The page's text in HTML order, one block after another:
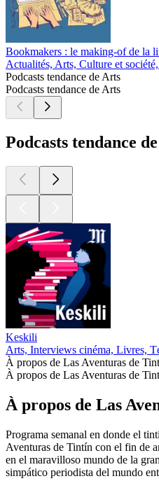
Bookmakers : le making-of de la
Actualités, Arts, Culture et
Podcasts tendance de Arts
Podcasts tendance de Arts
Podcasts tendance
Keskili
Arts, Interviews cinéma, Livres,
À propos de Las Aventuras de
À propos de Las Aventuras de
À propos de Las
Programa semanal en donde el
Aventuras de Tintín con el fin de
en el maravilloso mundo de la
simpático periodista del mundo